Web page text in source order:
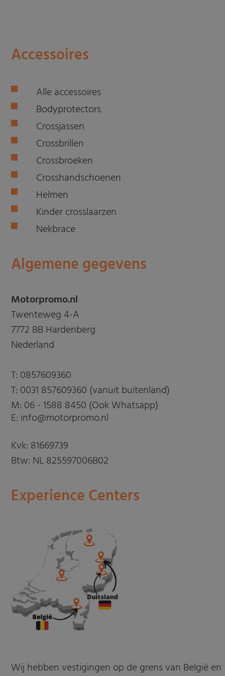
Accessoires
Alle accessoires
Bodyprotectors
Crossjassen
Crossbrillen
Crossbroeken
Crosshandschoenen
Helmen
Kinder crosslaarzen
Nekbrace
Algemene gegevens
Motorpromo.nl
Twenteweg 4-A
7772 BB Hardenberg
Nederland
T: 0857609360
T: 0031 857609360 (vanuit buitenland)
M: 06 - 1588 8450 (Ook Whatsapp)
E: info@motorpromo.nl
Kvk: 81669739
Btw: NL 825597006B02
Experience Centers
Wij hebben vestigingen op de grens van België en